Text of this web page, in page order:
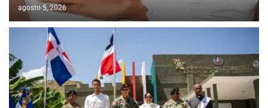
agosto 5, 2026